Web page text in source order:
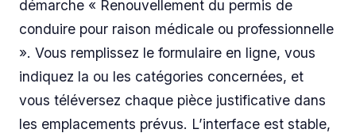
démarche « Renouvellement du permis de
conduire pour raison médicale ou professionnelle
». Vous remplissez le formulaire en ligne, vous
indiquez la ou les catégories concernées, et
vous téléversez chaque pièce justificative dans
les emplacements prévus. L’interface est stable,